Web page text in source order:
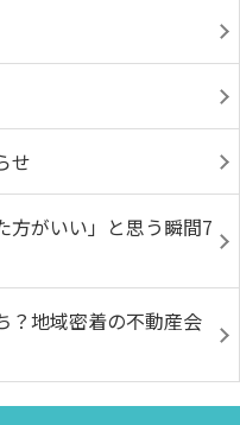
せ
方がいい」と思う瞬間7
？地域密着の不動産会